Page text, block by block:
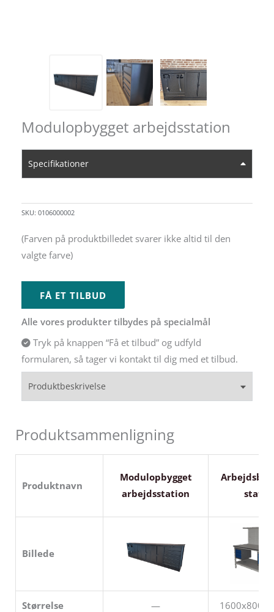
Modulopbygget arbejdsstation
Specifikationer
SKU: 0106000002
(Farven på produktbilledet svarer ikke altid til den
valgte farve)
FÅ ET TILBUD
Alle vores produkter tilbydes på specialmål
Tryk på knappen “Få et tilbud” og udfyld
formularen, så tager vi kontakt til dig med et tilbud.
Produktbeskrivelse
Produktsammenligning
Produktnavn
Modulopbygget
arbejdsstation
Billede
Størrelse —